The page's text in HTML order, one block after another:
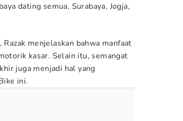
dating semua, Surabaya, Jogja,
menjelaskan bahwa manfaat
kasar. Selain itu, semangat
juga menjadi hal yang
ini.